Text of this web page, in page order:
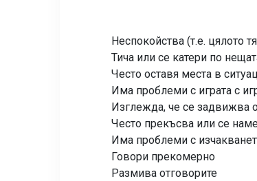
Неспокойства (т.е. цялото
Тича или се катери по
Често оставя места в
Има проблеми с играта с
Изглежда, че се задвижва
Често прекъсва или се
Има проблеми с
Говори прекомерно
Размива отговорите